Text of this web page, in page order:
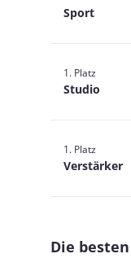
Sport
1. Platz
Studio
1. Platz
Verstärker
Die